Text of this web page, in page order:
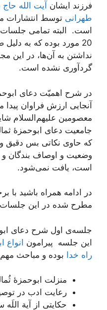
فرزند ایشان آیت الله
طهرانی توسط انتشارات
است. البته تمامی جلسات
20 مورد بوده که به
نداشتن به آن‌ها، در این
گردآوری نشده است.
در شرح اهمیّت دعای
آنجایی ارزش فراوان پیدا
معصومین علیهم‌السلام
جامعیت دعای ابوحمزۀ
که حاوی نکاتی بس دقیق و
وضعیت و اوصاف بندگان و
است، یافت نمی‌شود.
در ادامه همراه باشید با
مطرح شده در این
جلسه‌ی اول شرح دعای
این جلسه پیرامون انواع
راه خدا بوده و مباحث
منزلت ابوحمزۀ
رعایت ادب در
حکایتی از آیة اللَه